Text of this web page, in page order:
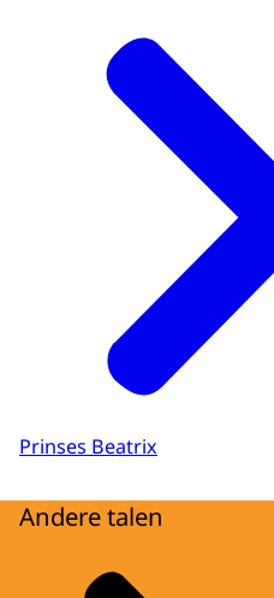
Prinses Beatrix
Andere talen